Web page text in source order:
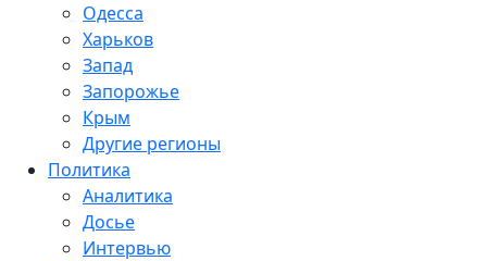
Одесса
Харьков
Запад
Запорожье
Крым
Другие регионы
Политика
Аналитика
Досье
Интервью